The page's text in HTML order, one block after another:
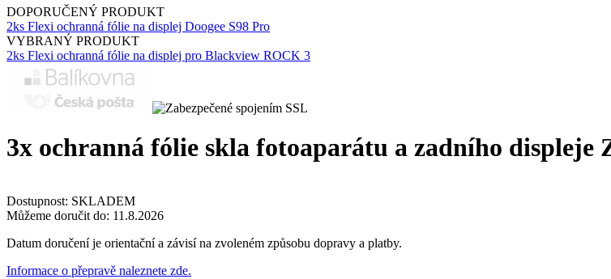
DOPORUČENÝ PRODUKT
2ks Flexi ochranná fólie na displej Doogee S98 Pro
VYBRANÝ PRODUKT
2ks Flexi ochranná fólie na displej pro Blackview ROCK 3
3x ochranná fólie skla fotoaparátu a zadního displeje
Dostupnost: SKLADEM
Můžeme doručit do: 11.8.2026
Datum doručení je orientační a závisí na zvoleném způsobu dopravy a platby.
Informace o přepravě naleznete zde.